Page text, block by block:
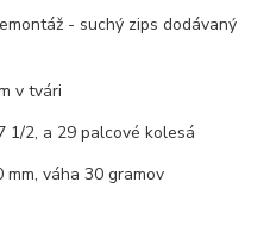
- suchý zips dodávaný
v tvári
1/2, a 29 palcové kolesá
váha 30 gramov